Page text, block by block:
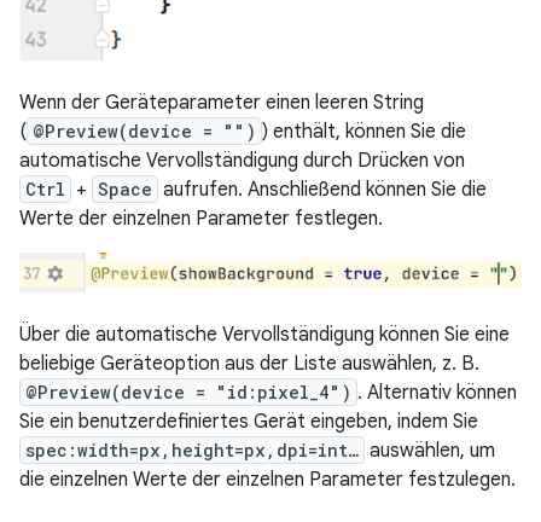
Wenn der Geräteparameter einen leeren String
( @Preview(device = "") ) enthält, können Sie die
automatische Vervollständigung durch Drücken von
Ctrl + Space aufrufen. Anschließend können Sie die
Werte der einzelnen Parameter festlegen.
Über die automatische Vervollständigung können Sie eine
beliebige Geräteoption aus der Liste auswählen, z. B.
@Preview(device = "id:pixel_4") . Alternativ können
Sie ein benutzerdefiniertes Gerät eingeben, indem Sie
spec:width=px,height=px,dpi=int… auswählen, um
die einzelnen Werte der einzelnen Parameter festzulegen.